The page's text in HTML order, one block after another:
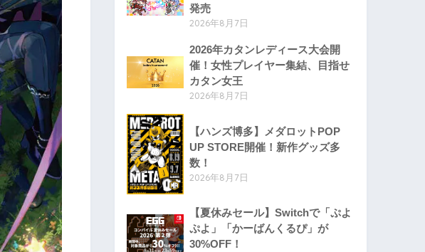
発売
2026年8月7日
2026年カタンレディース大会開
催！女性プレイヤー集結、目指せ
カタン女王
2026年8月7日
【ハンズ博多】メダロットPOP
UP STORE開催！新作グッズ多
数！
2026年8月7日
【夏休みセール】Switchで「ぷよ
ぷよ」「かーばんくるぴ」が
30%OFF！